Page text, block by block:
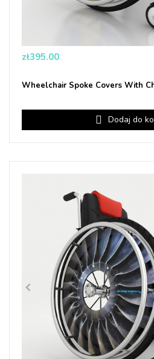
Price
zł395.00
Wheelchair Spoke Covers With
Dodaj do